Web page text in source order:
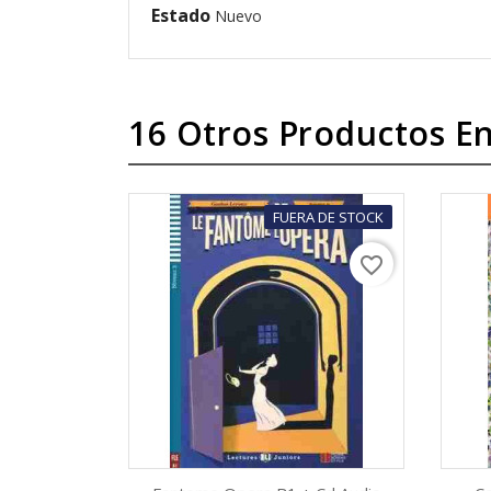
Estado Nuevo
16 Otros Productos
FUERA DE STOCK
favorite_border